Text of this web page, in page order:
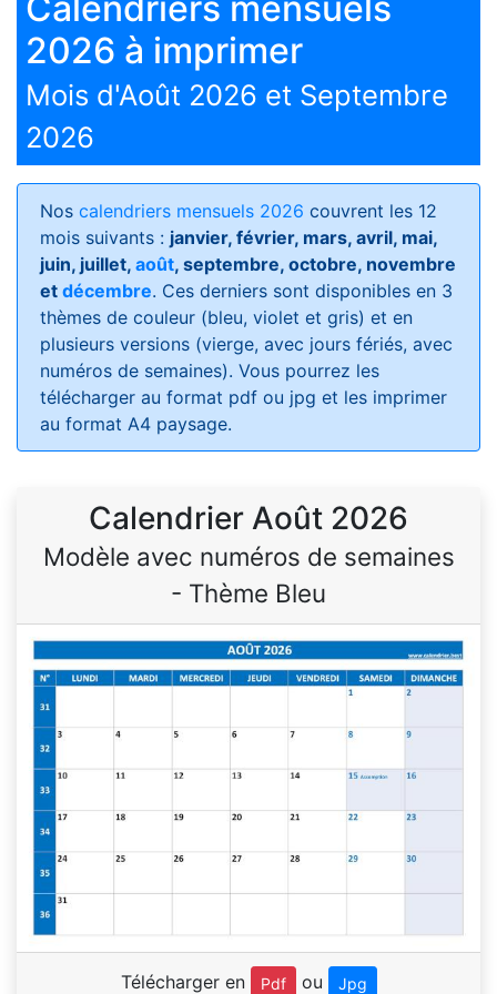
2026 à imprimer
Mois d'Août 2026 et Septembre
2026
Nos calendriers mensuels 2026 couvrent les 12
mois suivants : janvier, février, mars, avril, mai,
juin, juillet, août, septembre, octobre, novembre
et décembre. Ces derniers sont disponibles en 3
thèmes de couleur (bleu, violet et gris) et en
plusieurs versions (vierge, avec jours fériés, avec
numéros de semaines). Vous pourrez les
télécharger au format pdf ou jpg et les imprimer
au format A4 paysage.
Calendrier Août 2026
Modèle avec numéros de semaines
- Thème Bleu
Télécharger en Pdf ou Jpg